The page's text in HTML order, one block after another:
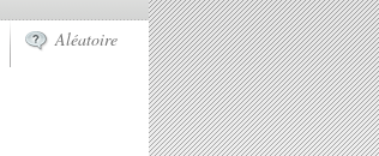
Aléatoire